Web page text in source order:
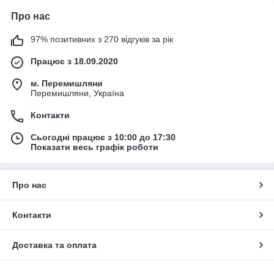
Про нас
97% позитивних з 270 відгуків за рік
Працює з 18.09.2020
м. Перемишляни
Перемишляни, Україна
Контакти
Сьогодні працює з 10:00 до 17:30
Показати весь графік роботи
Про нас
Контакти
Доставка та оплата